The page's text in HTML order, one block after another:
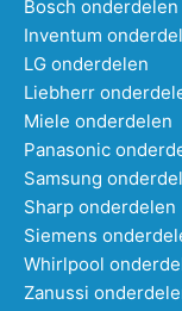
Bosch onderdelen
Inventum
LG onderdelen
Liebherr
Miele onderdelen
Panasonic
Samsung
Sharp onderdelen
Siemens
Whirlpool
Zanussi